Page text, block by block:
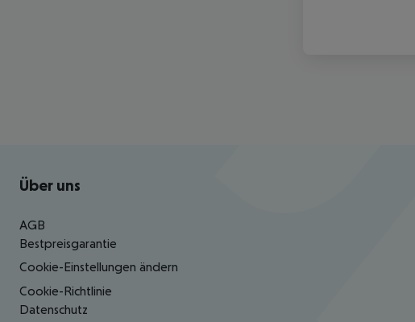
Footer navigation
Über uns
AGB
Bestpreisgarantie
Cookie-Einstellungen ändern
Cookie-Richtlinie
Datenschutz